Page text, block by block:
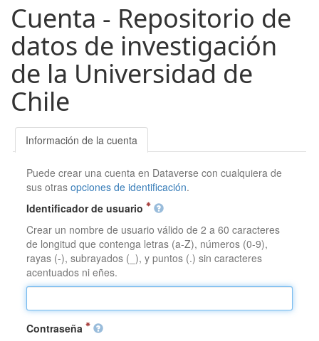
Cuenta - Repositorio de
datos de investigación
de la Universidad de
Chile
Información de la cuenta
Puede crear una cuenta en Dataverse con cualquiera de
sus otrasopciones de identificación.
Identificador de usuario
Crear un nombre de usuario válido de 2 a 60 caracteres
de longitud que contenga letras (a-Z), números (0-9),
rayas (-), subrayados (_), y puntos (.) sin caracteres
acentuados ni eñes.
Contraseña